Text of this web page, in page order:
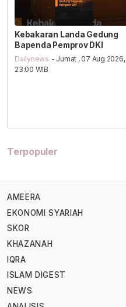
Kebakaran Landa Gedung
Bapenda Pemprov DKI
Dailynews - Jumat , 07 Aug 2026,
23:00 WIB
Terpopuler
AMEERA
EKONOMI SYARIAH
SKOR
KHAZANAH
IQRA
ISLAM DIGEST
NEWS